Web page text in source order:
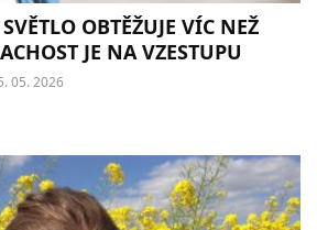
OBTĚŽUJE VÍC NEŽ
JE NA VZESTUPU
05. 2026